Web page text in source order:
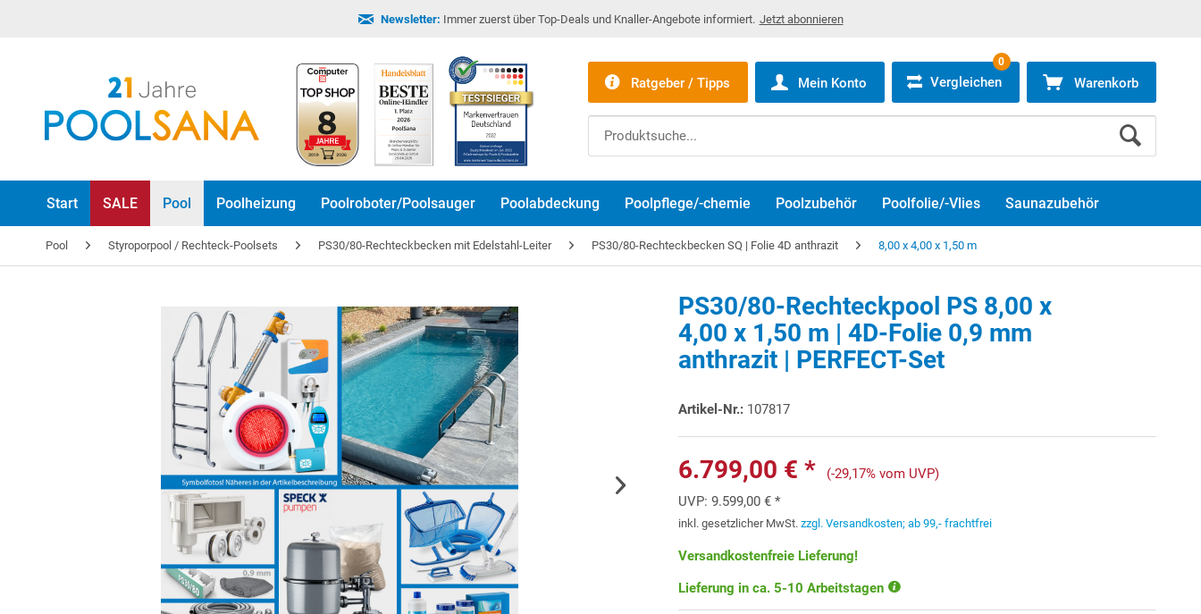
Newsletter: Immer zuerst über Top-Deals und Knaller-Angebote informiert. Jetzt abonnieren
Ratgeber / Tipps Mein Konto Vergleichen
0
Warenkorb
Start SALE Pool Poolheizung Poolroboter/Poolsauger Poolabdeckung Poolpflege/-chemie Poolzubehör Poolfolie/-Vlies Saunazubehör
Pool Styroporpool / Rechteck-Poolsets PS30/80-Rechteckbecken mit Edelstahl-Leiter PS30/80-Rechteckbecken SQ | Folie 4D anthrazit 8,00 x 4,00 x 1,50 m
Bitte akzeptieren Sie dieMarketing Cookies , um dieses Video anzusehen.
PS30/80-Rechteckpool PS 8,00 x
4,00 x 1,50 m | 4D-Folie 0,9 mm
anthrazit | PERFECT-Set
Artikel-Nr.: 107817
6.799,00 € *
(-29,17% vom UVP)
UVP:9.599,00 € *
inkl. gesetzlicher MwSt.zzgl. Versandkosten; ab 99,- frachtfrei
Versandkostenfreie Lieferung!
Lieferung in ca. 5-10 Arbeitstagen